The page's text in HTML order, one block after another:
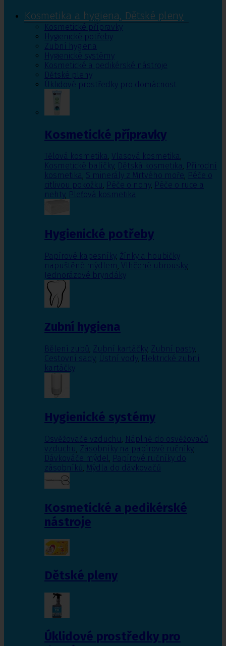
Kosmetika a hygiena, Dětské pleny
Kosmetické přípravky
Hygienické potřeby
Zubní hygiena
Hygienické systémy
Kosmetické a pedikérské nástroje
Dětské pleny
Úklidové prostředky pro domácnost
Kosmetické přípravky
Tělová kosmetika, Vlasová kosmetika,
Kosmetické balíčky, Dětská kosmetika, Přírodní
kosmetika, S minerály z Mrtvého moře, Péče o
citlivou pokožku, Péče o nohy, Péče o ruce a
nehty, Pleťová kosmetika
Hygienické potřeby
Papírové kapesníky, Žínky a houbičky
napuštěné mýdlem, Vlhčené ubrousky,
Jednorázové bryndáky
Zubní hygiena
Bělení zubů, Zubní kartáčky, Zubní pasty,
Cestovní sady, Ústní vody, Elektrické zubní
kartáčky
Hygienické systémy
Osvěžovače vzduchu, Náplně do osvěžovačů
vzduchu, Zásobníky na papírové ručníky,
Dávkováče mýdel, Papírové ručníky do
zásobníků, Mýdla do dávkovačů
Kosmetické a pedikérské
nástroje
Dětské pleny
Úklidové prostředky pro